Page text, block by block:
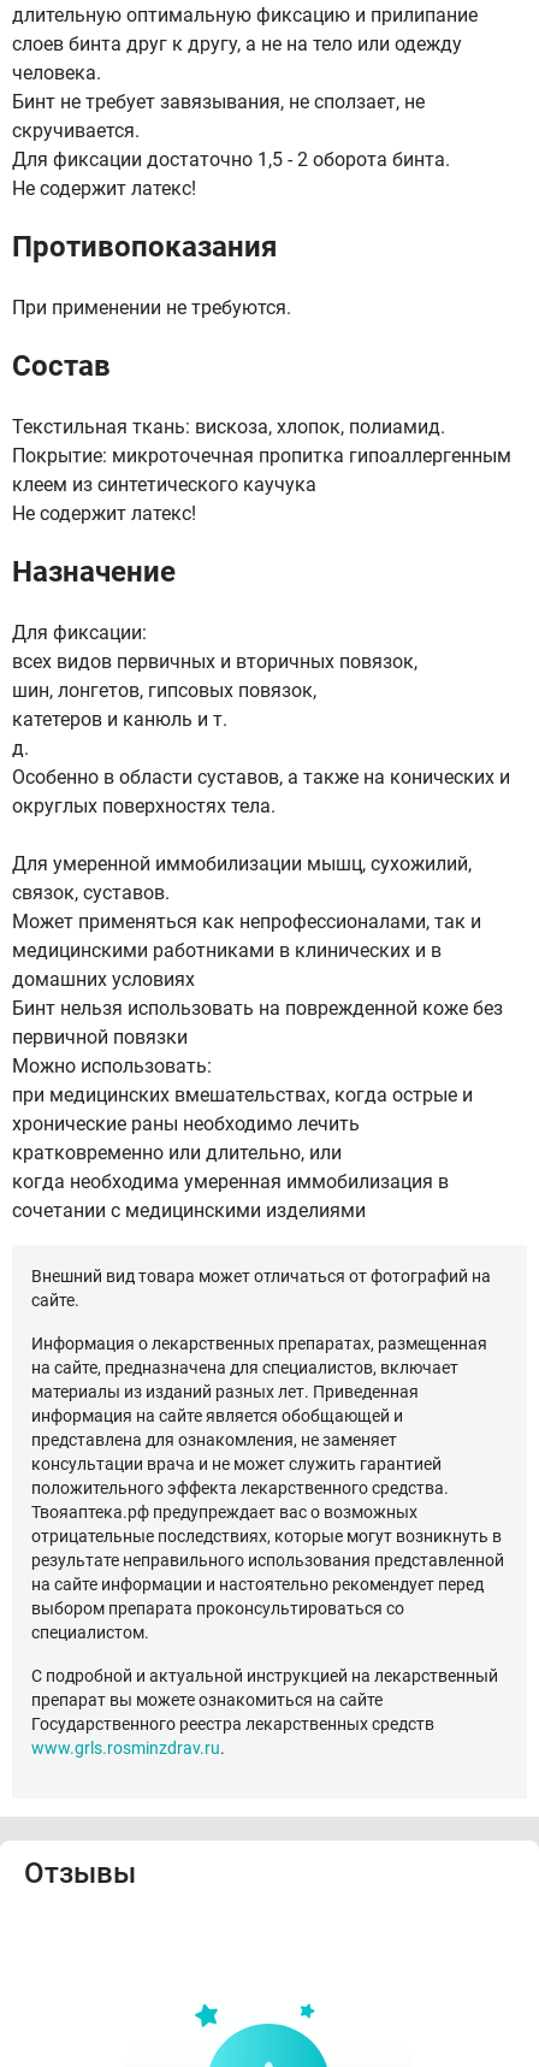
длительную оптимальную фиксацию и прилипание
слоев бинта друг к другу, а не на тело или одежду
человека.
Бинт не требует завязывания, не сползает, не
скручивается.
Для фиксации достаточно 1,5 - 2 оборота бинта.
Не содержит латекс!
Противопоказания
При применении не требуются.
Состав
Текстильная ткань: вискоза, хлопок, полиамид.
Покрытие: микроточечная пропитка гипоаллергенным
клеем из синтетического каучука
Не содержит латекс!
Назначение
Для фиксации:
всех видов первичных и вторичных повязок,
шин, лонгетов, гипсовых повязок,
катетеров и канюль и т.
д.
Особенно в области суставов, а также на конических и
округлых поверхностях тела.
Для умеренной иммобилизации мышц, сухожилий,
связок, суставов.
Может применяться как непрофессионалами, так и
медицинскими работниками в клинических и в
домашних условиях
Бинт нельзя использовать на поврежденной коже без
первичной повязки
Можно использовать:
при медицинских вмешательствах, когда острые и
хронические раны необходимо лечить
кратковременно или длительно, или
когда необходима умеренная иммобилизация в
сочетании с медицинскими изделиями
Внешний вид товара может отличаться от фотографий на
сайте.
Информация о лекарственных препаратах, размещенная
на сайте, предназначена для специалистов, включает
материалы из изданий разных лет. Приведенная
информация на сайте является обобщающей и
представлена для ознакомления, не заменяет
консультации врача и не может служить гарантией
положительного эффекта лекарственного средства.
Твояаптека.рф предупреждает вас о возможных
отрицательные последствиях, которые могут возникнуть в
результате неправильного использования представленной
на сайте информации и настоятельно рекомендует перед
выбором препарата проконсультироваться со
специалистом.
С подробной и актуальной инструкцией на лекарственный
препарат вы можете ознакомиться на сайте
Государственного реестра лекарственных средств
www.grls.rosminzdrav.ru.
Отзывы